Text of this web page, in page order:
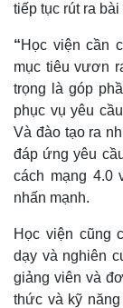
Thể thao
Bóng đá
Lịch thi đấu bóng
tiếp tục rút ra
“Học viện cần
mục tiêu vươn
trọng là góp
phục vụ yêu
Và đào tạo ra
đáp ứng yêu
cách mạng 4.0
nhấn mạnh.
Học viện cũng
dạy và nghiên
giảng viên và
thức và kỹ